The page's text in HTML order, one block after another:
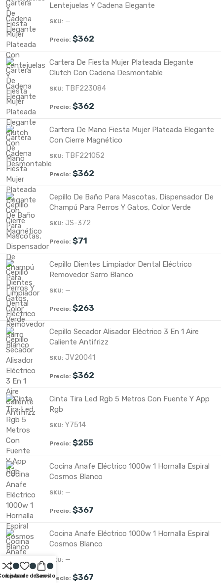
Lentejuelas Y Cadena Elegante
—
$362
Cartera De Fiesta Mujer Plateada Elegante
Clutch Con Cadena Desmontable
TBF223084
$362
Cartera De Mano Fiesta Mujer Plateada Elegante
Con Cierre Magnético
TBF221052
$362
Cepillo De Baño Para Mascotas, Dispensador De
Champú Para Perros Y Gatos, Color Verde
JS-372
$71
Cepillo Dientes Limpiador Dental Eléctrico
Removedor Sarro Blanco
—
$263
Cepillo Secador Alisador Eléctrico 3 En 1 Aire
Caliente Antifrizz
JV20041
$362
Cinta Tira Led Rgb 5 Metros Con Fuente Y App
Rgb
Y7514
$255
Cocina Anafe Eléctrico 1000w 1 Hornalla Espiral
Cosmos Blanco
—
$367
Cocina Anafe Eléctrico 1000w 1 Hornalla Espiral
Cosmos Blanco
—
$367
Lista de deseos
Carrito